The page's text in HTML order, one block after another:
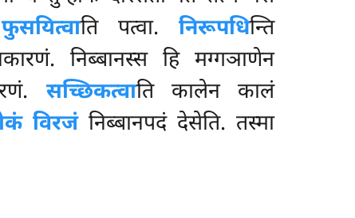
फुसयित्वाति पत्वा.निरूपधिन्ति
निब्बानस्स हि मग्गञाणेन
सच्छिकत्वाति कालेन कालं
विरजंनिब्बानपदं देसेति. तस्मा